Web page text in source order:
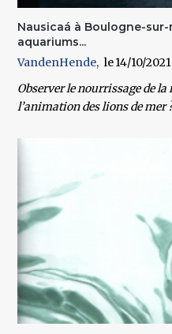
Nausicaá à Boulogne-
aquariums...
VandenHende
14/10/2021
Observer le nourrissage de
l’animation des lions de mer